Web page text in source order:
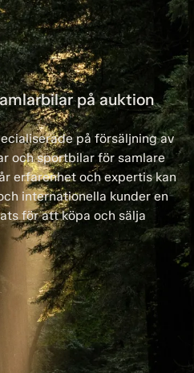
på auktion
på försäljning av
och sportbilar för samlare
erfarenhet och expertis kan
internationella kunder en
för att köpa och sälja